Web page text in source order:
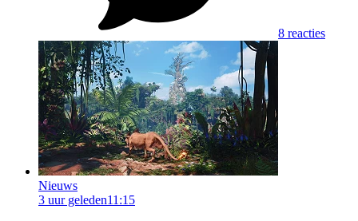
8 reacties
Nieuws
3 uur geleden11:15